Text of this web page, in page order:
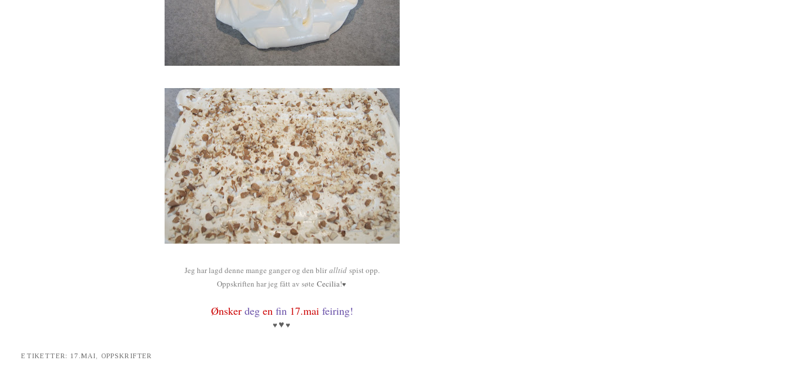
Jeg har lagd denne mange ganger og den bliralltid spist opp.
Oppskriften har jeg fått av søte Cecilia!♥
Ønsker deg en fin 17.mai feiring!
♥ ♥ ♥
ETIKETTER: 17.MAI, OPPSKRIFTER